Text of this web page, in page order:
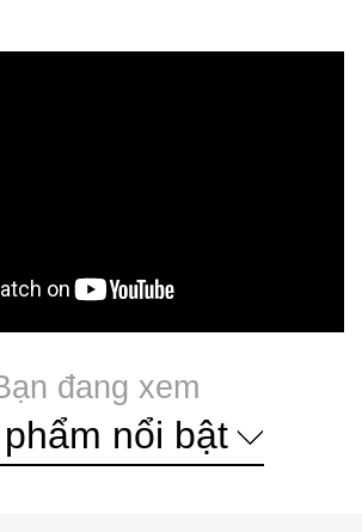
đang xem
nổi bật